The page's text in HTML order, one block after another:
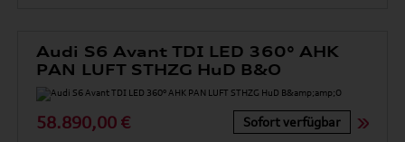
Audi S6 Avant TDI LED 360° AHK
PAN LUFT STHZG HuD B&O
58.890,00 € Sofort verfügbar